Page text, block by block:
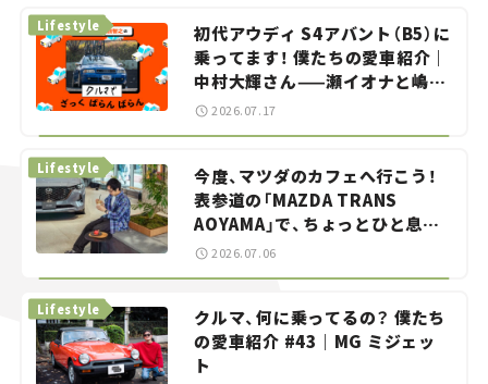
初代アウディ S4アバント（B5）に
乗ってます！ 僕たちの愛車紹介｜
中村大輝さん——瀬イオナと嶋田
智之の「クルマでざっくばらんば
らん！」＃20
Lifestyle
2026.07.17
今度、マツダのカフェへ行こう！
表参道の「MAZDA TRANS
AOYAMA」で、ちょっとひと息。
——連載｜CCGとクルマでどうす
Lifestyle
2026.07.06
クルマ、何に乗ってるの？ 僕たち
の愛車紹介 #43｜MG ミジェッ
ト
Lifestyle